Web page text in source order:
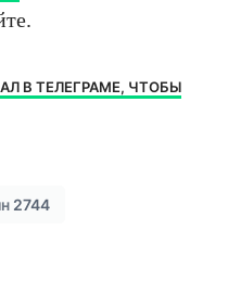
В ТЕЛЕГРАМЕ, ЧТОБЫ
2744